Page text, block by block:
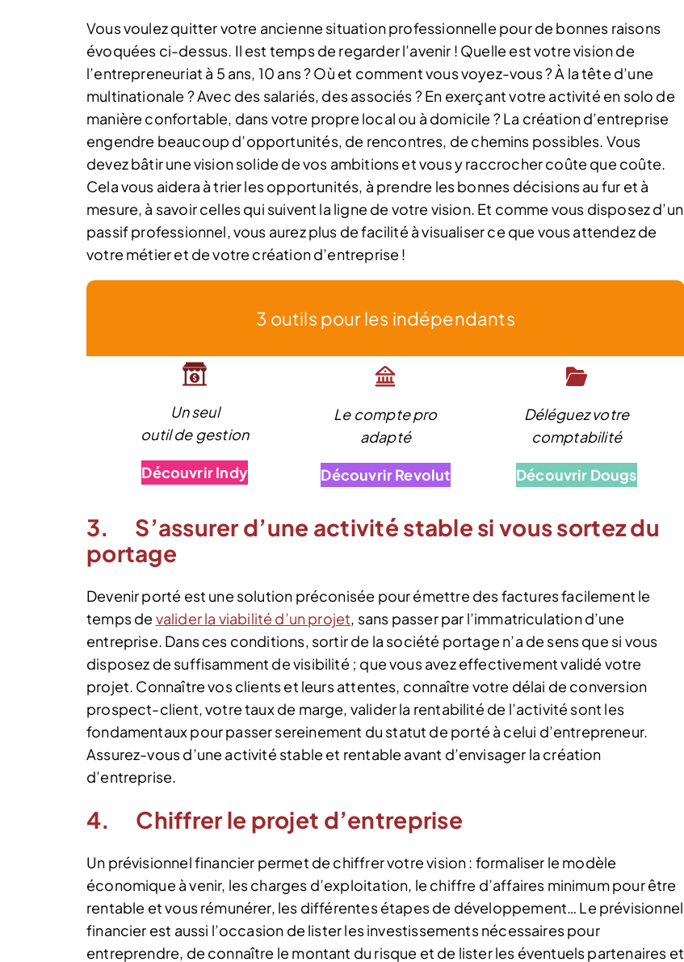
Vous voulez quitter votre ancienne situation professionnelle pour de bonnes raisons
évoquées ci-dessus. Il est temps de regarder l’avenir ! Quelle est votre vision de
l’entrepreneuriat à 5 ans, 10 ans ? Où et comment vous voyez-vous ? À la tête d’une
multinationale ? Avec des salariés, des associés ? En exerçant votre activité en solo de
manière confortable, dans votre propre local ou à domicile ? La création d’entreprise
engendre beaucoup d’opportunités, de rencontres, de chemins possibles. Vous
devez bâtir une vision solide de vos ambitions et vous y raccrocher coûte que coûte.
Cela vous aidera à trier les opportunités, à prendre les bonnes décisions au fur et à
mesure, à savoir celles qui suivent la ligne de votre vision. Et comme vous disposez d’un
passif professionnel, vous aurez plus de facilité à visualiser ce que vous attendez de
votre métier et de votre création d’entreprise !
3 outils pour les indépendants
Un seul
outil de gestion
Découvrir Indy
Le compte pro
adapté
Découvrir Revolut
Déléguez votre
comptabilité
Découvrir Dougs
3. S’assurer d’une activité stable si vous sortez du
portage
Devenir porté est une solution préconisée pour émettre des factures facilement le
temps de valider la viabilité d’un projet, sans passer par l’immatriculation d’une
entreprise. Dans ces conditions, sortir de la société portage n’a de sens que si vous
disposez de suffisamment de visibilité ; que vous avez effectivement validé votre
projet. Connaître vos clients et leurs attentes, connaître votre délai de conversion
prospect-client, votre taux de marge, valider la rentabilité de l’activité sont les
fondamentaux pour passer sereinement du statut de porté à celui d’entrepreneur.
Assurez-vous d’une activité stable et rentable avant d’envisager la création
d’entreprise.
4. Chiffrer le projet d’entreprise
Un prévisionnel financier permet de chiffrer votre vision : formaliser le modèle
économique à venir, les charges d’exploitation, le chiffre d’affaires minimum pour être
rentable et vous rémunérer, les différentes étapes de développement… Le prévisionnel
financier est aussi l’occasion de lister les investissements nécessaires pour
entreprendre, de connaître le montant du risque et de lister les éventuels partenaires et